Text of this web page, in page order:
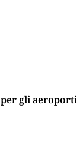
gli aeroporti